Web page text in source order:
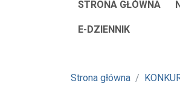
STRONA GŁÓWNA
E-DZIENNIK
Strona główna